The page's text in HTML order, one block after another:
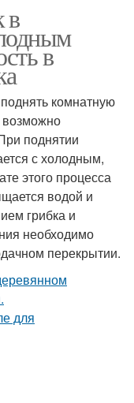
с деревянными
балками
в новостройке
для потолка
в
в
комнатную
поднятии
с холодным,
этого процесса
водой и
грибка и
необходимо
перекрытии.